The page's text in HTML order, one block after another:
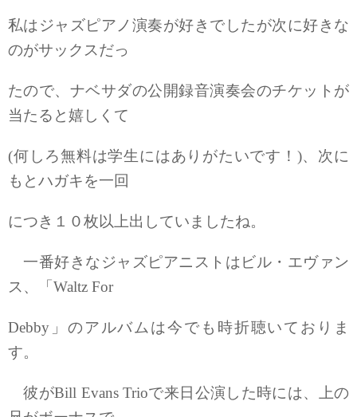
私はジャズピアノ演奏が好きでしたが次に好きな
のがサックスだっ
たので、ナベサダの公開録音演奏会のチケットが
当たると嬉しくて
(何しろ無料は学生にはありがたいです！)、次に
もとハガキを一回
につき１０枚以上出していましたね。
一番好きなジャズピアニストはビル・エヴァン
ス、「Waltz For
Debby」のアルバムは今でも時折聴いておりま
す。
彼がBill Evans Trioで来日公演した時には、上の